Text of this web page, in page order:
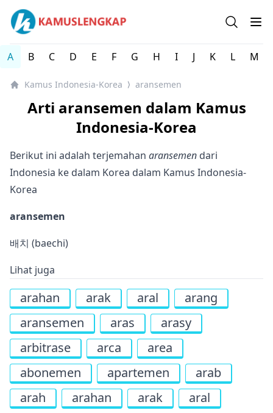
Kamus Lengkap Indonesia-Korea - Kamus Bahasa Korea
Open
A B C D E F G H I J K L M
Kamus Indonesia-Korea ⟩ aransemen
Arti aransemen dalam Kamus
Indonesia-Korea
Berikut ini adalah terjemahan aransemen dari
Indonesia ke dalam Korea dalam Kamus Indonesia-
Korea
aransemen
배치 (baechi)
Lihat juga
arahan arak aral
arang
aransemen
aras
arasy
arbitrase
arca
area
abonemen
apartemen
arab
arah
arahan arak
aral